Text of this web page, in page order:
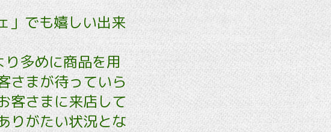
」でも嬉しい出来
多めに商品を用
さまが待っていら
客さまに来店して
りがたい状況とな